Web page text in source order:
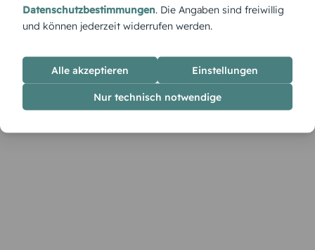
Datenschutzbestimmungen. Die Angaben sind freiwillig
und können jederzeit widerrufen werden.
Alle akzeptieren Einstellungen
Nur technisch notwendige